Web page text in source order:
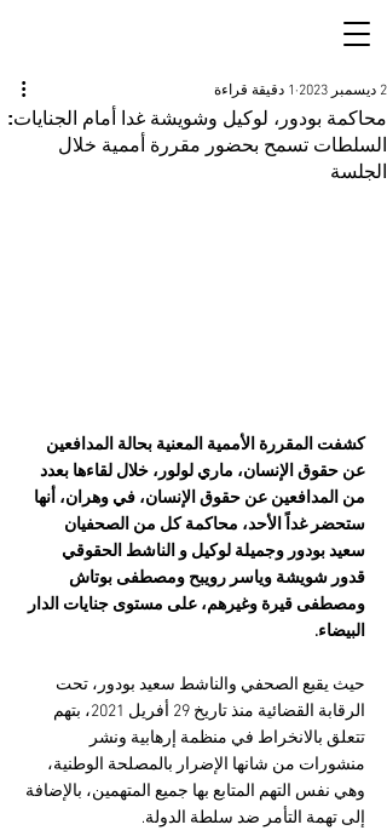
محاكمة بودور، لوكيل وشويشة غدا أمام الجنايات:
السلطات تسمح بحضور مقررة أممية خلال
الجلسة
2 ديسمبر 2023 1 دقيقة قراءة
كشفت المقررة الأممية المعنية بحالة المدافعين
عن حقوق الإنسان، ماري لولور، خلال لقاءها بعدد
من المدافعين عن حقوق الإنسان، في وهران، أنها
ستحضر غداً الأحد، محاكمة كل من الصحفيان
سعيد بودور وجميلة لوكيل و الناشط الحقوقي
قدور شويشة وياسر رويبح ومصطفى بوتاش
ومصطفى قيرة وغيرهم، على مستوى جنايات الدار
البيضاء.
حيث يقبع الصحفي والناشط سعيد بودور، تحت
الرقابة القضائية منذ تاريخ 29 أفريل 2021، بتهم
تتعلق بالانخراط في منظمة إرهابية ونشر
منشورات من شانها الإضرار بالمصلحة الوطنية،
وهي نفس التهم المتابع بها جميع المتهمين، بالإضافة
إلى تهمة التأمر ضد سلطة الدولة.